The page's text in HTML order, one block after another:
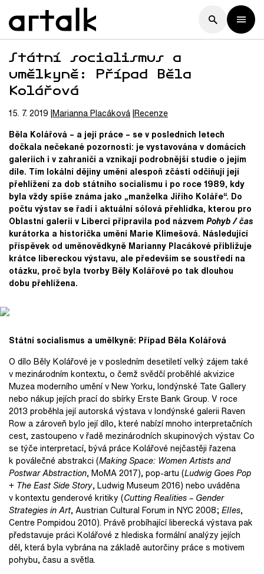
Státní socialismus a
umělkyně: Případ Běla
Kolářová
15. 7. 2019 MariannaPlacáková Recenze
Běla Kolářová – a její práce – se v posledních letech
dočkala nečekané pozornosti: je vystavována v domácích
galeriích i v zahraničí a vznikají podrobnější studie o jejím
díle. Tím lokální dějiny umění alespoň zčásti odčiňují její
přehlížení za dob státního socialismu i po roce 1989, kdy
byla vždy spíše známa jako „manželka Jiřího Koláře“. Do
počtu výstav se řadí i aktuální sólová přehlídka, kterou pro
Oblastní galerii v Liberci připravila pod názvemPohyb / čas
kurátorka a historička umění Marie Klimešová. Následující
příspěvek od uměnovědkyně Marianny Placákové přibližuje
krátce libereckou výstavu, ale především se soustředí na
otázku, proč byla tvorby Běly Kolářové po tak dlouhou
dobu přehlížena.
Státní socialismus a umělkyně: Případ Běla Kolářová
O dílo Běly Kolářové je v posledním desetiletí velký zájem také
v mezinárodním kontextu, o čemž svědčí proběhlé akvizice
Muzea moderního umění v New Yorku, londýnské Tate Gallery
nebo nákup jejích prací do sbírky Erste Bank Group. V roce
2013 proběhla její autorská výstava v londýnské galerii Raven
Row a zároveň bylo její dílo, které nabízí mnoho interpretačních
cest, zastoupeno v řadě mezinárodních skupinových výstav. Co
se týče interpretací, bývá práce Kolářové nejčastěji řazena
k poválečné abstrakci (Making Space: Women Artists and
Postwar Abstraction, MoMA 2017), pop-artu (Ludwig Goes Pop
+ The East Side Story, Ludwig Museum 2016) nebo uváděna
v kontextu genderové kritiky (Cutting Realities – Gender
Strategies in Art, Austrian Cultural Forum in NYC 2008; Elles,
Centre Pompidou 2010). Právě probíhající liberecká výstava pak
představuje práci Kolářové z hlediska formální analýzy jejích
děl, která byla vybrána na základě autorčiny práce s motivem
pohybu, času a světla.